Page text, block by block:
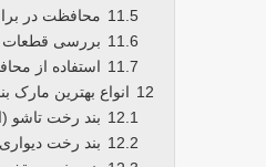
11.5 محافظت در
11.6 بررسی
11.7 استفاده از
12 انواع بهترین
12.1 بند رخت تاشو
12.2 بند رخت دیواری